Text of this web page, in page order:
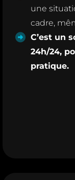
une
cadre,
C’est un
24h/24,
pratique.